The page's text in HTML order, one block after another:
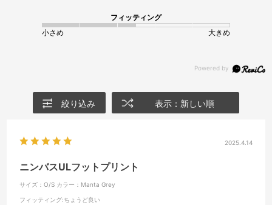
フィッティング
小さめ
大きめ
絞り込み 表示：新しい順
2025.4.14
ニンバスULフットプリント
サイズ：O/S カラー：Manta Grey
フィッティング:ちょうど良い